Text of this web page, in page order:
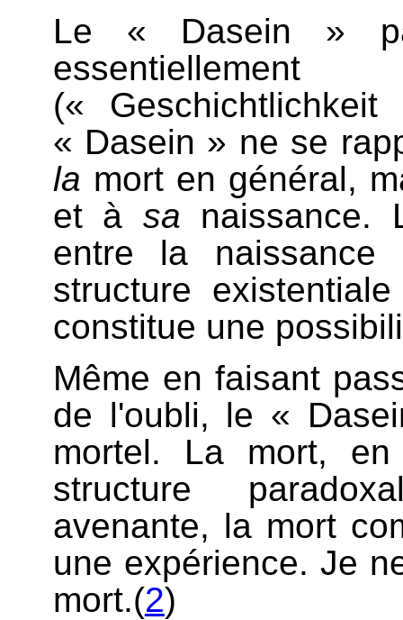
Le « Dasein »
(«
« Dasein » ne se
la mort en général,
et à sa naissance.
entre la
structure
constitue une
Même en faisant
de l'oubli, le «
mortel. La mort,
structure
avenante, la mort
une expérience. Je
mort.(2)